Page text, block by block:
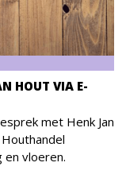
HOUT VIA E-
met Henk Jan
vloeren.